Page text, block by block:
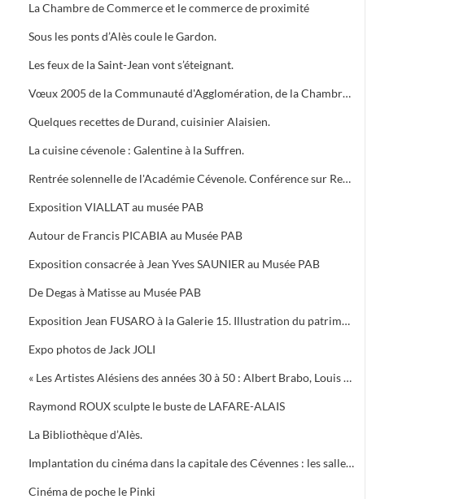
La Chambre de Commerce et le commerce de proximité
Sous les ponts d’Alès coule le Gardon.
Les feux de la Saint-Jean vont s’éteignant.
Vœux 2005 de la Communauté d'Agglomération, de la Chambre de Commerce, 5 bougies pour la Médiathèque
Quelques recettes de Durand, cuisinier Alaisien.
La cuisine cévenole : Galentine à la Suffren.
Rentrée solennelle de l'Académie Cévenole. Conférence sur Renoir et Albert ANDRE, une amitié (1894-1919)
Exposition VIALLAT au musée PAB
Autour de Francis PICABIA au Musée PAB
Exposition consacrée à Jean Yves SAUNIER au Musée PAB
De Degas à Matisse au Musée PAB
Exposition Jean FUSARO à la Galerie 15. Illustration du patrimoine alésien
Expo photos de Jack JOLI
« Les Artistes Alésiens des années 30 à 50 : Albert Brabo, Louis Cabanes, Louis Arcaix et René Aberlenc » par Annie Corbier
Raymond ROUX sculpte le buste de LAFARE-ALAIS
La Bibliothèque d’Alès.
Implantation du cinéma dans la capitale des Cévennes : les salles du début du siècle à nos jours.
Cinéma de poche le Pinki